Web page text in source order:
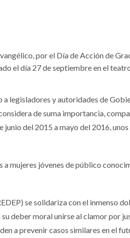
por el Día de Acción de
el día 27 de septiembre en el
legisladores y autoridades de
de suma importancia,
junio del 2015 a mayo del 2016,
a mujeres jóvenes de público
se solidariza con el inmenso
deber moral unirse al clamor por
a prevenir casos similares en el